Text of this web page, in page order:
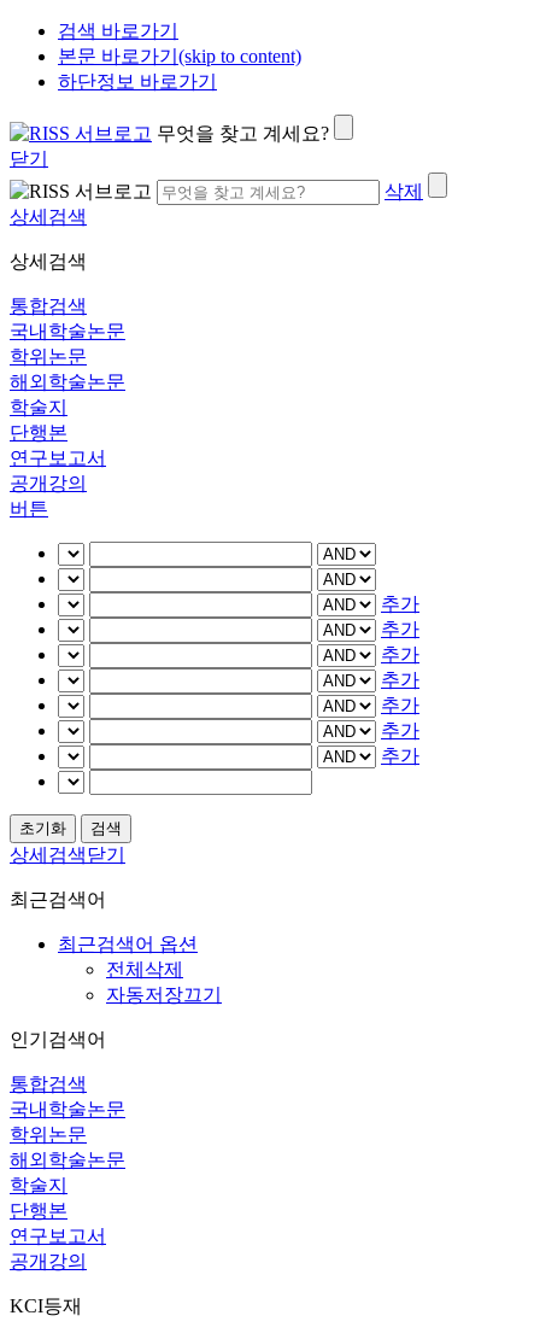
검색 바로가기
본문 바로가기(skip to content)
하단정보 바로가기
무엇을 찾고 계세요?
닫기
삭제
상세검색
상세검색
통합검색
국내학술논문
학위논문
해외학술논문
학술지
단행본
연구보고서
공개강의
버튼
추가
추가
추가
추가
추가
추가
추가
상세검색닫기
최근검색어
최근검색어 옵션
전체삭제
자동저장끄기
인기검색어
통합검색
국내학술논문
학위논문
해외학술논문
학술지
단행본
연구보고서
공개강의
KCI등재